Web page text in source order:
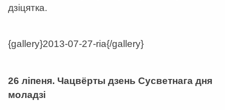
дзіцятка.
{gallery}2013-07-27-ria{/gallery}
26 ліпеня. Чацвёрты дзень Сусветнага дня
моладзі